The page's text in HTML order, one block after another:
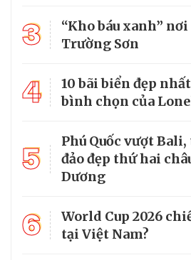
3
“Kho báu xanh”
Trường Sơn
4
10 bãi biển đẹp
bình chọn của
5
Phú Quốc vượt
đảo đẹp thứ hai
Dương
6
World Cup 2026
tại Việt Nam?